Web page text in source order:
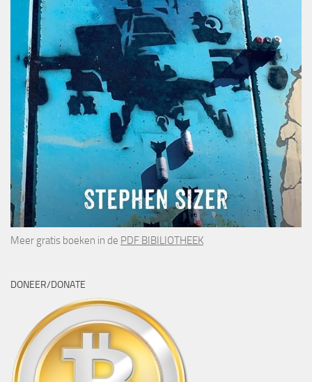
Meer gratis boeken in de PDF BIBILIOTHEEK
DONEER/DONATE